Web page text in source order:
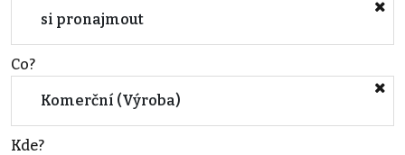
si pronajmout
Co?
Komerční (Výroba)
Kde?